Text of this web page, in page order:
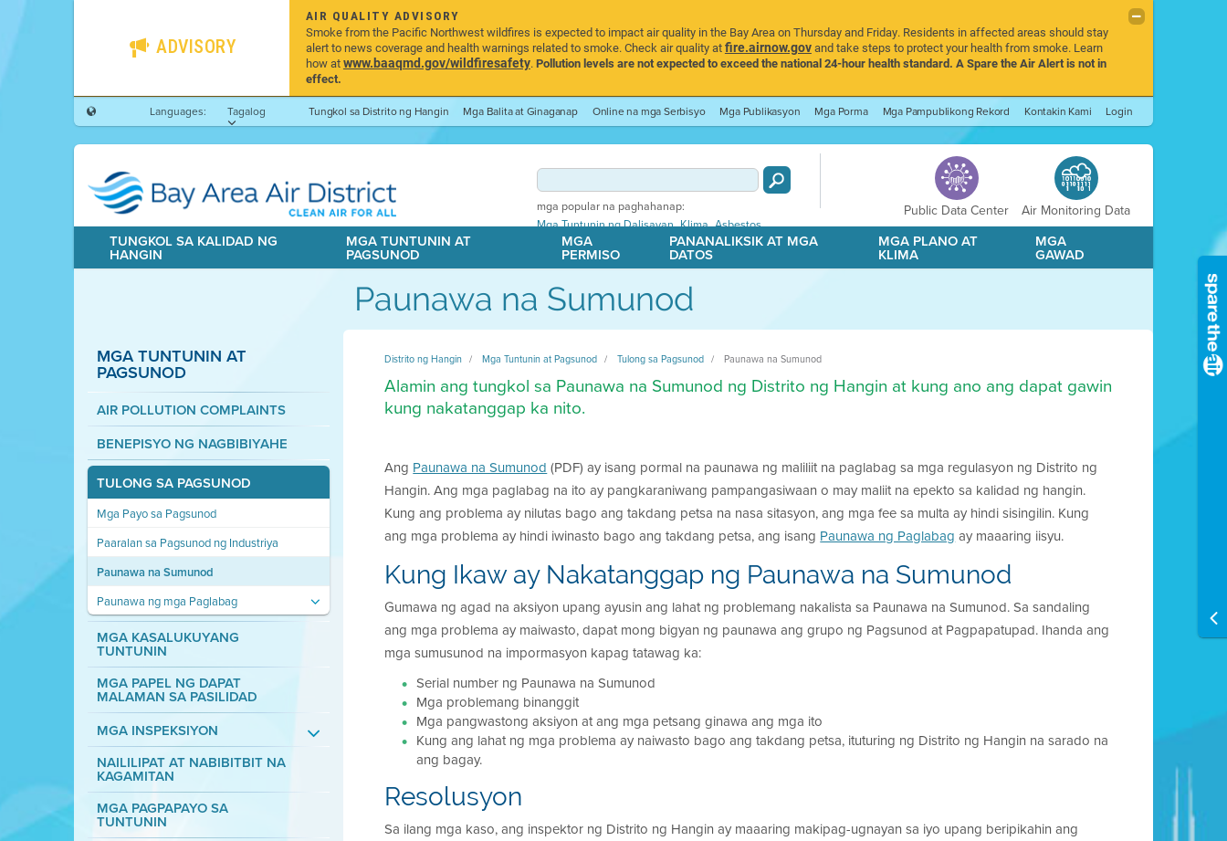
ADVISORY
AIR QUALITY ADVISORY
Smoke from the Pacific Northwest wildfires is expected to impact air quality in the Bay Area on Thursday and Friday. Residents in affected areas should stay
alert to news coverage and health warnings related to smoke. Check air quality atfire.airnow.govand take steps to protect your health from smoke. Learn
how atwww.baaqmd.gov/wildfiresafety.Pollution levels are not expected to exceed the national 24-hour health standard. A Spare the Air Alert is not in
effect.
Languages:
Tagalog Tungkol sa Distrito ng Hangin Mga Balita at Ginaganap Online na mga Serbisyo Mga Publikasyon Mga Porma Mga Pampublikong Rekord Kontakin Kami Login
mga popular na paghahanap:
Mga Tuntunin ng Dalisayan,Klima,Asbestos
Public Data Center Air Monitoring Data
TUNGKOL SA KALIDAD NG
HANGIN
MGA TUNTUNIN AT
PAGSUNOD
MGA
PERMISO
PANANALIKSIK AT MGA
DATOS
MGA PLANO AT
KLIMA
MGA
GAWAD
Paunawa na Sumunod
MGA TUNTUNIN AT
PAGSUNOD
AIR POLLUTION COMPLAINTS
BENEPISYO NG NAGBIBIYAHE
TULONG SA PAGSUNOD
Mga Payo sa Pagsunod
Paaralan sa Pagsunod ng Industriya
Paunawa na Sumunod
Paunawa ng mga Paglabag
MGA KASALUKUYANG
TUNTUNIN
MGA PAPEL NG DAPAT
MALAMAN SA PASILIDAD
MGA INSPEKSIYON
NAILILIPAT AT NABIBITBIT NA
KAGAMITAN
MGA PAGPAPAYO SA
TUNTUNIN
Distrito ng Hangin Mga Tuntunin at Pagsunod Tulong sa Pagsunod Paunawa na Sumunod
Alamin ang tungkol sa Paunawa na Sumunod ng Distrito ng Hangin at kung ano ang dapat gawin
kung nakatanggap ka nito.
Ang Paunawa na Sumunod (PDF) ay isang pormal na paunawa ng maliliit na paglabag sa mga regulasyon ng Distrito ng
Hangin. Ang mga paglabag na ito ay pangkaraniwang pampangasiwaan o may maliit na epekto sa kalidad ng hangin.
Kung ang problema ay nilutas bago ang takdang petsa na nasa sitasyon, ang mga fee sa multa ay hindi sisingilin. Kung
ang mga problema ay hindi iwinasto bago ang takdang petsa, ang isang Paunawa ng Paglabag ay maaaring iisyu.
Kung Ikaw ay Nakatanggap ng Paunawa na Sumunod
Gumawa ng agad na aksiyon upang ayusin ang lahat ng problemang nakalista sa Paunawa na Sumunod. Sa sandaling
ang mga problema ay maiwasto, dapat mong bigyan ng paunawa ang grupo ng Pagsunod at Pagpapatupad. Ihanda ang
mga sumusunod na impormasyon kapag tatawag ka:
Serial number ng Paunawa na Sumunod
Mga problemang binanggit
Mga pangwastong aksiyon at ang mga petsang ginawa ang mga ito
Kung ang lahat ng mga problema ay naiwasto bago ang takdang petsa, ituturing ng Distrito ng Hangin na sarado na
ang bagay.
Resolusyon
Sa ilang mga kaso, ang inspektor ng Distrito ng Hangin ay maaaring makipag-ugnayan sa iyo upang beripikahin ang